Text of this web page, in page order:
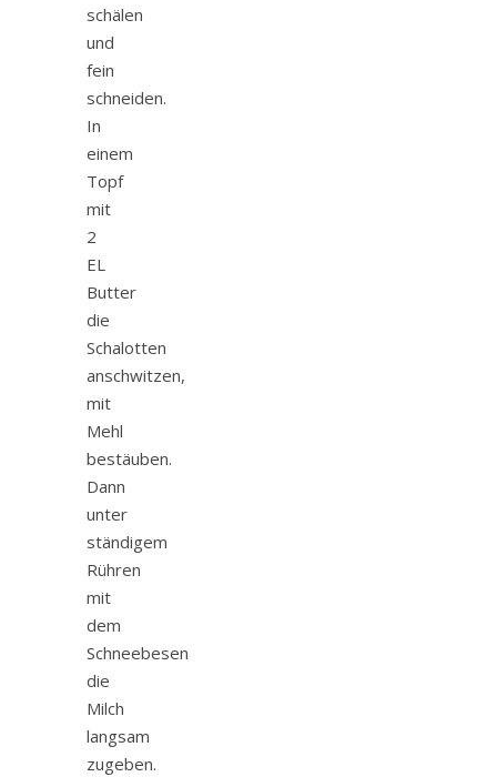
schälen
und
fein
schneiden.
In
einem
Topf
mit
2
EL
Butter
die
Schalotten
anschwitzen,
mit
Mehl
bestäuben.
Dann
unter
ständigem
Rühren
mit
dem
Schneebesen
die
Milch
langsam
zugeben.